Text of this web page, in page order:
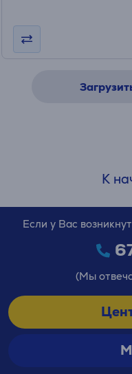
К
Если у Вас
(Мы